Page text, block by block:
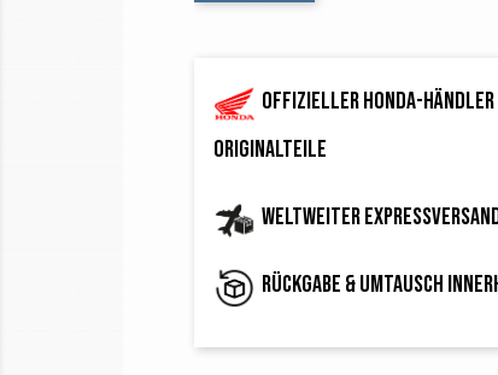
Offizieller Honda-
Originalteile
Weltweiter
Rückgabe & Umtausch